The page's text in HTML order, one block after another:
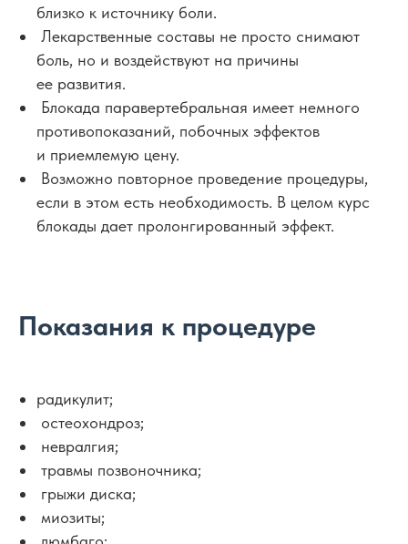
близко к источнику боли.
Лекарственные составы не просто снимают
боль, но и воздействуют на причины
ее развития.
Блокада паравертебральная имеет немного
противопоказаний, побочных эффектов
и приемлемую цену.
Возможно повторное проведение процедуры,
если в этом есть необходимость. В целом курс
блокады дает пролонгированный эффект.
Показания к процедуре
радикулит;
остеохондроз;
невралгия;
травмы позвоночника;
грыжи диска;
миозиты;